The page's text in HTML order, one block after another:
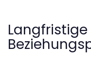
Langfristige